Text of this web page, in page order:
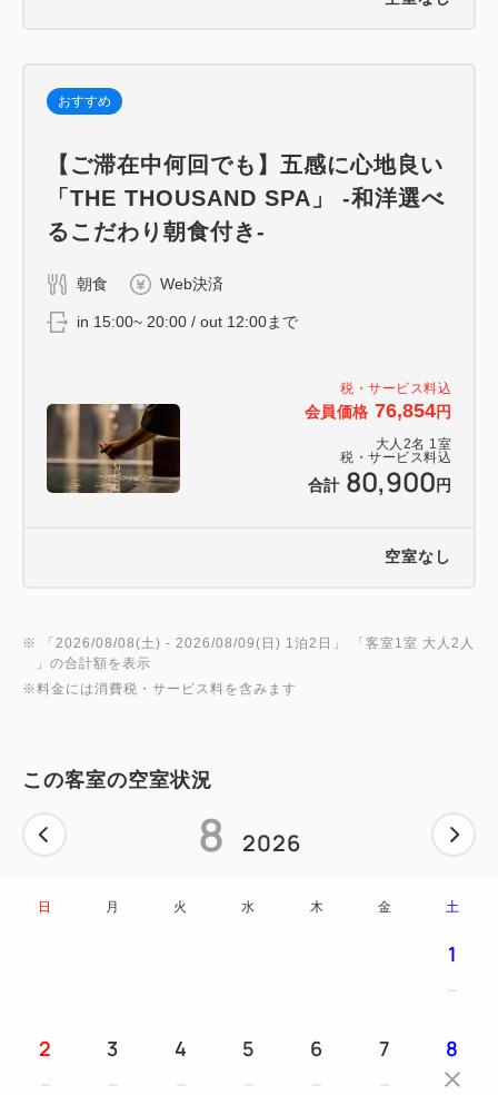
税・サービス料込
会員価格 76,854円
大人 2名 1室
税・サービス料込
合計 80,900 円
おすすめ
【ご滞在中何回でも】五感に心地良い
「THE THOUSAND SPA」 -和洋選べ
るこだわり朝食付き-
朝食 Web決済
in 15:00~ 20:00 / out 12:00まで
空室なし
※ 「 2026/08/08(土) - 2026/08/09(日) 1泊2日 」 「 客室1室 大人2人
」の合計額を表示
※料金には消費税・サービス料を含みます
この客室の空室状況
8 2026
日 月 火 水 木 金 土
1
2 3 4 5 6 7 8